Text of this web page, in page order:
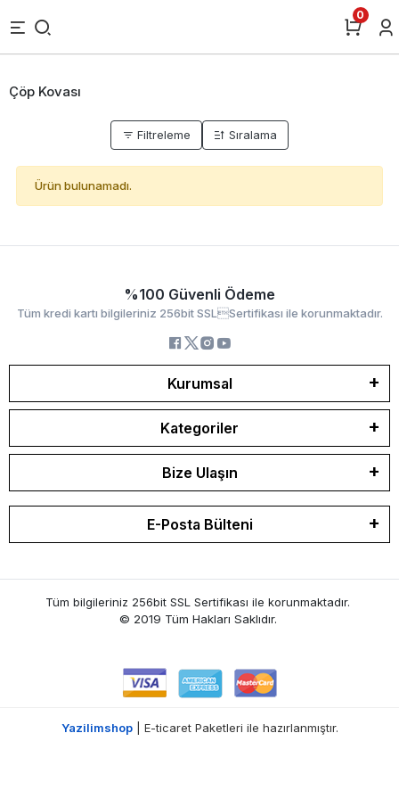
0
Çöp Kovası
Filtreleme Sıralama
Ürün bulunamadı.
%100 Güvenli Ödeme
Tüm kredi kartı bilgileriniz 256bit SSLSertifikası ile korunmaktadır.
Kurumsal
Kategoriler
Bize Ulaşın
E-Posta Bülteni
Tüm bilgileriniz 256bit SSL Sertifikası ile korunmaktadır.
© 2019 Tüm Hakları Saklıdır.
Yazilimshop| E-ticaret Paketleri ile hazırlanmıştır.